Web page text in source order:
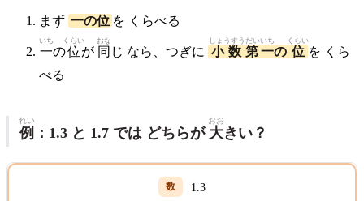
まず 一の位 を くらべる
一
いち
の位
くらい
が 同
おな
じ なら、つぎに 小数第
しょうすうだい
一
いち
の 位
くらい
を くら
べる
例
れい
：1.3 と 1.7 では どちらが 大
おお
きい？
1.3